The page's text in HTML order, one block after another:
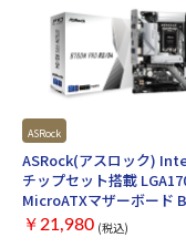
スロット× 2 ストレージ ・
SATA× 4 ネットワーク 有線LAN
1Gb Ethernet ワイヤレス：2x2 Wi-Fi 6
(802.11 a/b/g/n/ac/ax)
USBインターフェース リア ・
ポート ×なし ・USB3.0 Aポート
USB2.0 Aポート ×なし フロント(
クタ) ・USB Type-C コネクタ ×
USB3.0 ヘッダー ×1 ・USB2.0
×2 映像出力(CPUグラフィック
合) ・DisplayPort ×なし ・
ディオ：Realtek 7.1 サラウンド
ィオコーデック LED：Aura Sync
ASRock
ASRock(アスロック)
チップセット搭載
MicroATXマザーボード
Pro RS/D4
￥21,980 (税込)